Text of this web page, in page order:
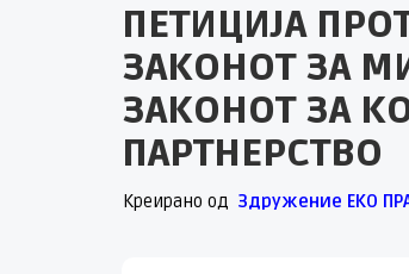
ПЕТИЦИЈА
ЗАКОНОТ ЗА
ЗАКОНОТ ЗА
ПАРТНЕРСТВО
Креирано од Здружение ЕКО